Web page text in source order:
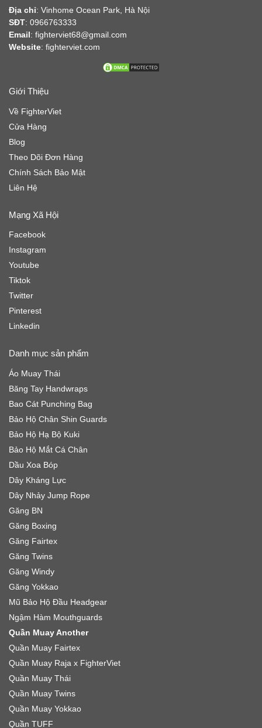
Địa chỉ: Vinhome Ocean Park, Hà Nội
SĐT: 0966763333
Email: fighterviet68@gmail.com
Website: fighterviet.com
Giới Thiệu
Về FighterViet
Cửa Hàng
Blog
Theo Dõi Đơn Hàng
Chính Sách Bảo Mật
Liên Hệ
Mạng Xã Hội
Facebook
Instagram
Youtube
Tiktok
Twitter
Pinterest
Linkedin
Danh mục sản phẩm
Áo Muay Thái
Băng Tay Handwraps
Bao Cát Punching Bag
Bảo Hộ Chân Shin Guards
Bảo Hộ Hạ Bộ Kuki
Bảo Hộ Mắt Cá Chân
Dầu Xoa Bóp
Dây Kháng Lực
Dây Nhảy Jump Rope
Găng BN
Găng Boxing
Găng Fairtex
Găng Twins
Găng Windy
Găng Yokkao
Mũ Bảo Hộ Đầu Headgear
Ngậm Hàm Mouthguards
Quần Muay Another
Quần Muay Fairtex
Quần Muay Raja x FighterViet
Quần Muay Thái
Quần Muay Twins
Quần Muay Yokkao
Quần TUFF